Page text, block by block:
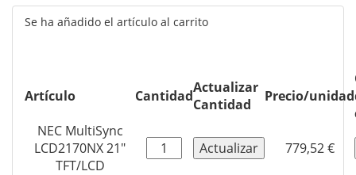
Se ha añadido el artículo al carrito
Artículo CantidadActualizar
Cantidad
Precio/unidad
NEC MultiSync
LCD2170NX 21"
TFT/LCD
779,52 €